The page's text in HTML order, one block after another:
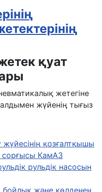
қуат
жетегіне
жүйенің тығыз
қозғалтқышы
КамАЗ
рульдік насосын